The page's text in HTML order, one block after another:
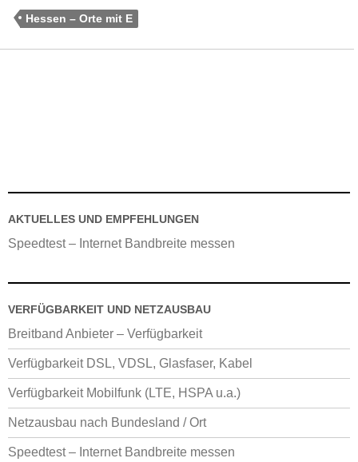
Hessen – Orte mit E
AKTUELLES UND EMPFEHLUNGEN
Speedtest – Internet Bandbreite messen
VERFÜGBARKEIT UND NETZAUSBAU
Breitband Anbieter – Verfügbarkeit
Verfügbarkeit DSL, VDSL, Glasfaser, Kabel
Verfügbarkeit Mobilfunk (LTE, HSPA u.a.)
Netzausbau nach Bundesland / Ort
Speedtest – Internet Bandbreite messen